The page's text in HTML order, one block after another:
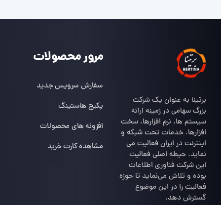
برتینا به عنوان یک شرکت
بزرگ سهامی در زمینه ارائه
سیستم ها، نرم افزارها، سخت
افزارها، خدمات تحت شبکه و
اینترنت در ایران فعالیت می
نماید. حیطه اصلی فعالیت
این شرکت فناوری اطلاعات
بوده و تلاش می‌نماید تا حوزه
فعالیت را در این موضوع
گسترش دهد.
مرور محصولات
سفارش سرویس جدید
پکیج هاستینگ
افزونه های محصولات
مشاهده کارت خرید